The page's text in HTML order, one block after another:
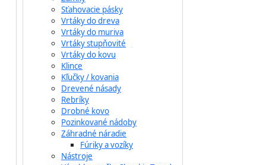
Sťahovacie pásky
Vrtáky do dreva
Vrtáky do muriva
Vrtáky stupňovité
Vrtáky do kovu
Klince
Kľučky / kovania
Drevené násady
Rebríky
Drobné kovo
Pozinkované nádoby
Záhradné náradie
Fúriky a vozíky
Nástroje